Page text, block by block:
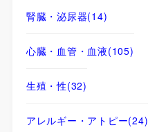
腎臓・泌尿器(14)
心臓・血管・血液(105)
生殖・性(32)
アレルギー・アトピー(24)